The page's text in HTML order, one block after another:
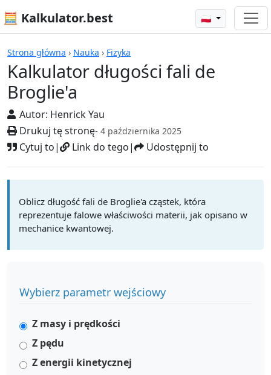
🧮 Kalkulator.best 🇵🇱
Strona główna › Nauka › Fizyka
Kalkulator długości fali de
Broglie'a
Autor: Henrick Yau
Drukuj tę stronę- 4 października 2025
Cytuj to| Link do tego| Udostępnij to
Kalkulatory
Oblicz długość fali de Broglie'a cząstek, która
reprezentuje falowe właściwości materii, jak opisano w
mechanice kwantowej.
Wybierz parametr wejściowy
Z masy i prędkości
Z pędu
Z energii kinetycznej